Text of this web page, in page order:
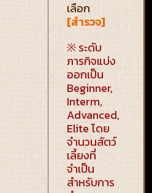
เลือก
[สำรวจ]
※ ระดับ
ภารกิจแบ่ง
ออกเป็น
Beginner,
Interm,
Advanced,
Elite โดย
จำนวนสัตว์
เลี้ยงที่
จำเป็น
สำหรับการ